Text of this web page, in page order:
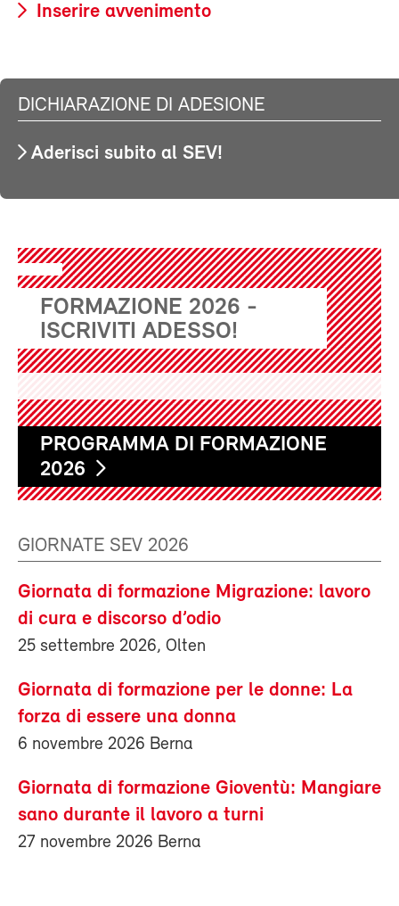
Inserire avvenimento
DICHIARAZIONE DI ADESIONE
Aderisci subito al SEV!
FORMAZIONE 2026 -
ISCRIVITI ADESSO!
PROGRAMMA DI FORMAZIONE
2026
GIORNATE SEV 2026
Giornata di formazione Migrazione: lavoro
di cura e discorso d’odio
25 settembre 2026, Olten
Giornata di formazione per le donne: La
forza di essere una donna
6 novembre 2026 Berna
Giornata di formazione Gioventù: Mangiare
sano durante il lavoro a turni
27 novembre 2026 Berna